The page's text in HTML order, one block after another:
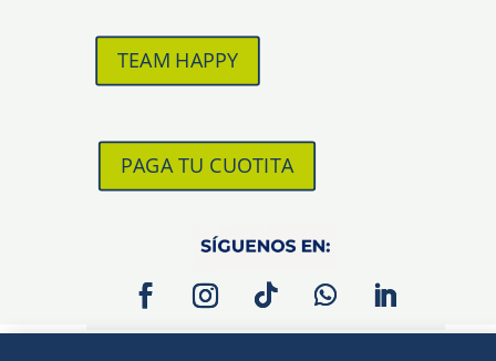
TEAM HAPPY
PAGA TU CUOTITA